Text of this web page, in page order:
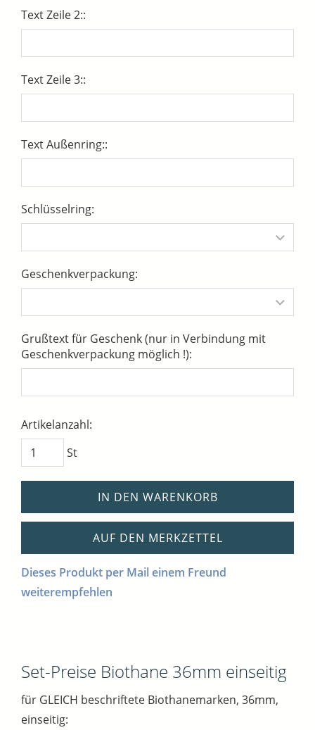
Text Zeile 2::
Text Zeile 3::
Text Außenring::
Schlüsselring:
Geschenkverpackung:
Grußtext für Geschenk (nur in Verbindung mit
Geschenkverpackung möglich !):
Artikelanzahl:
St
IN DEN WARENKORB
AUF DEN MERKZETTEL
Dieses Produkt per Mail einem Freund
weiterempfehlen
Set-Preise Biothane 36mm einseitig
für GLEICH beschriftete Biothanemarken, 36mm,
einseitig: